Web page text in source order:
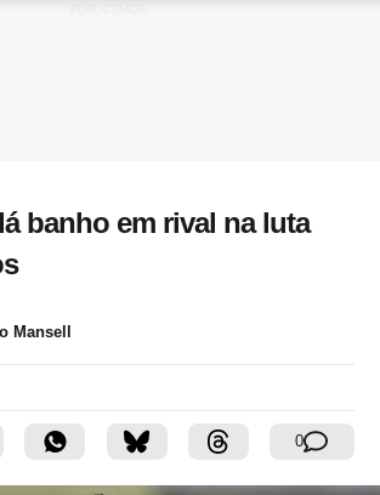
banho em rival na luta
Mansell
0